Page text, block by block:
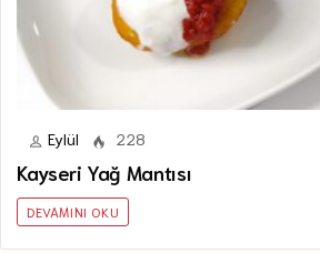
Eylül 228
Kayseri Yağ Mantısı
DEVAMINI OKU